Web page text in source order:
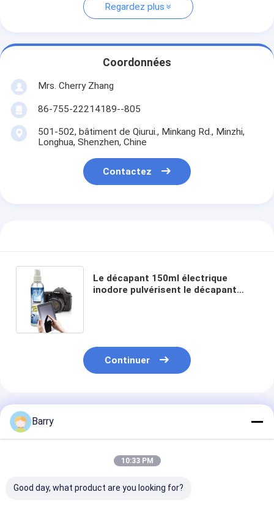
Regardez plus
Coordonnées
Mrs. Cherry Zhang
86-755-22214189--805
501-502, bâtiment de Qiurui., Minkang Rd., Minzhi,
Longhua, Shenzhen, Chine
Contactez
Le décapant 150ml électrique
inodore pulvérisent le décapant
Continuer
Produits Recommandés
Barry
10:33 PM
Good day, what product are you looking for?